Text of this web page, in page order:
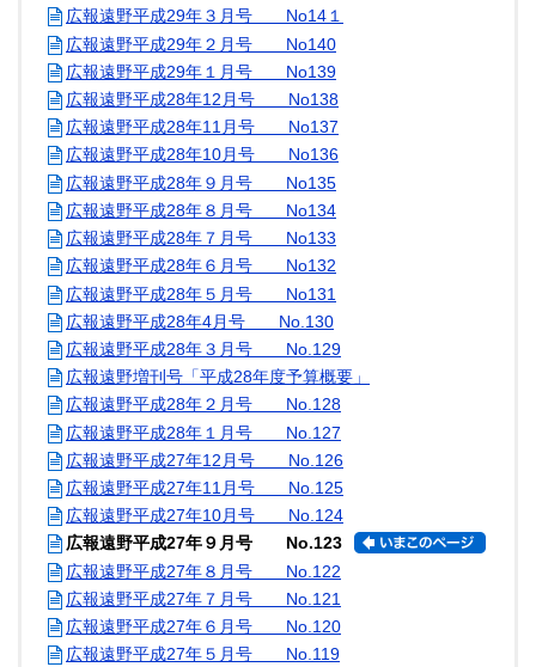
広報遠野平成29年３月号 No14１
広報遠野平成29年２月号 No140
広報遠野平成29年１月号 No139
広報遠野平成28年12月号 No138
広報遠野平成28年11月号 No137
広報遠野平成28年10月号 No136
広報遠野平成28年９月号 No135
広報遠野平成28年８月号 No134
広報遠野平成28年７月号 No133
広報遠野平成28年６月号 No132
広報遠野平成28年５月号 No131
広報遠野平成28年4月号 No.130
広報遠野平成28年３月号 No.129
広報遠野増刊号「平成28年度予算概要」
広報遠野平成28年２月号 No.128
広報遠野平成28年１月号 No.127
広報遠野平成27年12月号 No.126
広報遠野平成27年11月号 No.125
広報遠野平成27年10月号 No.124
広報遠野平成27年９月号 No.123
広報遠野平成27年８月号 No.122
広報遠野平成27年７月号 No.121
広報遠野平成27年６月号 No.120
広報遠野平成27年５月号 No.119